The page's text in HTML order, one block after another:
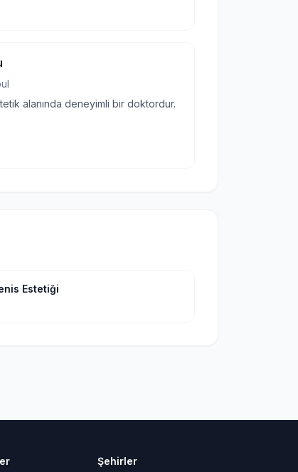
alanında deneyimli bir doktordur.
Estetiği
Şehirler